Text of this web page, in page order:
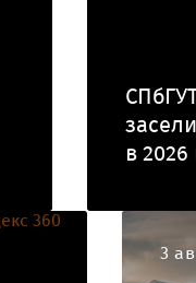
в 2026
3